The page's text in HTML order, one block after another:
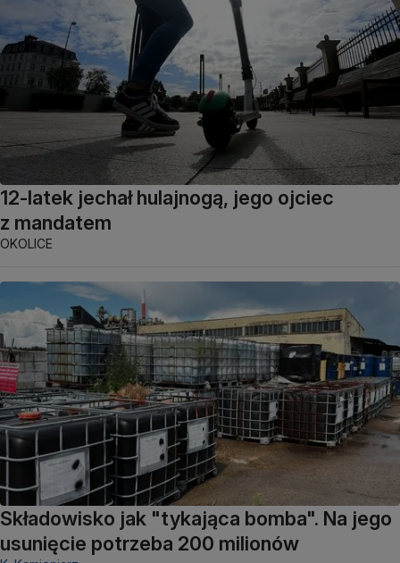
12-latek jechał hulajnogą, jego ojciec
z mandatem
OKOLICE
Składowisko jak "tykająca bomba". Na jego
usunięcie potrzeba 200 milionów